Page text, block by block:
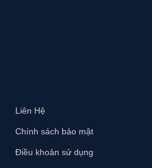
Liên Hệ
Chính sách bảo mật
Điều khoản sử dụng